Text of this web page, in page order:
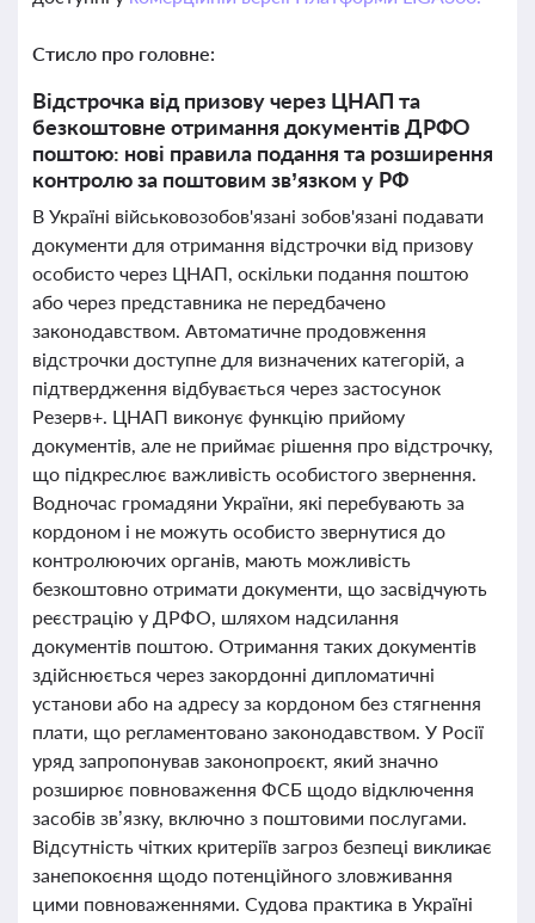
Стисло про головне:
Відстрочка від призову через ЦНАП та
безкоштовне отримання документів ДРФО
поштою: нові правила подання та розширення
контролю за поштовим зв’язком у РФ
В Україні військовозобов'язані зобов'язані подавати
документи для отримання відстрочки від призову
особисто через ЦНАП, оскільки подання поштою
або через представника не передбачено
законодавством. Автоматичне продовження
відстрочки доступне для визначених категорій, а
підтвердження відбувається через застосунок
Резерв+. ЦНАП виконує функцію прийому
документів, але не приймає рішення про відстрочку,
що підкреслює важливість особистого звернення.
Водночас громадяни України, які перебувають за
кордоном і не можуть особисто звернутися до
контролюючих органів, мають можливість
безкоштовно отримати документи, що засвідчують
реєстрацію у ДРФО, шляхом надсилання
документів поштою. Отримання таких документів
здійснюється через закордонні дипломатичні
установи або на адресу за кордоном без стягнення
плати, що регламентовано законодавством. У Росії
уряд запропонував законопроєкт, який значно
розширює повноваження ФСБ щодо відключення
засобів зв’язку, включно з поштовими послугами.
Відсутність чітких критеріїв загроз безпеці викликає
занепокоєння щодо потенційного зловживання
цими повноваженнями. Судова практика в Україні